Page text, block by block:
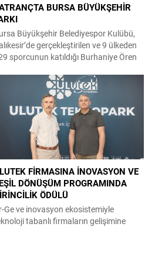
BURSA BÜYÜKŞEHİR
Büyükşehir Belediyespor Kulübü,
gerçekleştirilen ve 9 ülkeden
sporcunun katıldığı Burhaniye Ören
kupa birden kazandı. Bursa Büyükşehir
kulüpler sıralamasında
bir performans sergileyerek Uygar
Toptal, Hamza Kerem Erdinç ve
Başkurt tarafından elde edilen
B kategorisinde birinci olarak
sahibi...
FİRMASINA İNOVASYON VE
DÖNÜŞÜM PROGRAMINDA
ÖDÜLÜ
Ge ve inovasyon ekosistemiyle
tabanlı firmaların gelişimine